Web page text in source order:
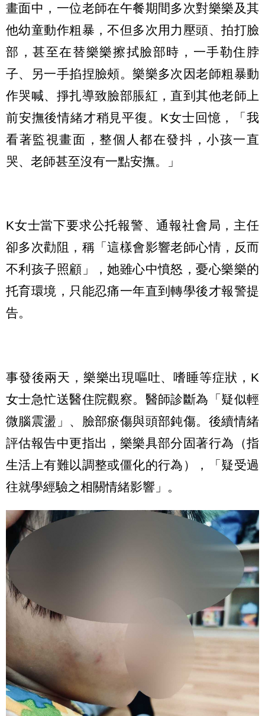
畫面中，一位老師在午餐期間多次對樂樂及其
他幼童動作粗暴，不但多次用力壓頭、拍打臉
部，甚至在替樂樂擦拭臉部時，一手勒住脖
子、另一手掐捏臉頰。樂樂多次因老師粗暴動
作哭喊、掙扎導致臉部脹紅，直到其他老師上
前安撫後情緒才稍見平復。K女士回憶，「我
看著監視畫面，整個人都在發抖，小孩一直
哭、老師甚至沒有一點安撫。」
K女士當下要求公托報警、通報社會局，主任
卻多次勸阻，稱「這樣會影響老師心情，反而
不利孩子照顧」，她雖心中憤怒，憂心樂樂的
托育環境，只能忍痛一年直到轉學後才報警提
告。
事發後兩天，樂樂出現嘔吐、嗜睡等症狀，K
女士急忙送醫住院觀察。醫師診斷為「疑似輕
微腦震盪」、臉部瘀傷與頭部鈍傷。後續情緒
評估報告中更指出，樂樂具部分固著行為（指
生活上有難以調整或僵化的行為），「疑受過
往就學經驗之相關情緒影響」。